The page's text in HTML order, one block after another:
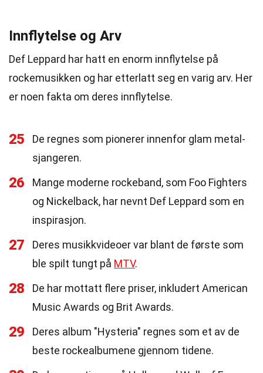
Innflytelse og Arv
Def Leppard har hatt en enorm innflytelse på
rockemusikken og har etterlatt seg en varig arv. Her
er noen fakta om deres innflytelse.
25
De regnes som pionerer innenfor glam metal-
sjangeren.
26
Mange moderne rockeband, som Foo Fighters
og Nickelback, har nevnt Def Leppard som en
inspirasjon.
27
Deres musikkvideoer var blant de første som
ble spilt tungt på MTV.
28
De har mottatt flere priser, inkludert American
Music Awards og Brit Awards.
29
Deres album "Hysteria" regnes som et av de
beste rockealbumene gjennom tidene.